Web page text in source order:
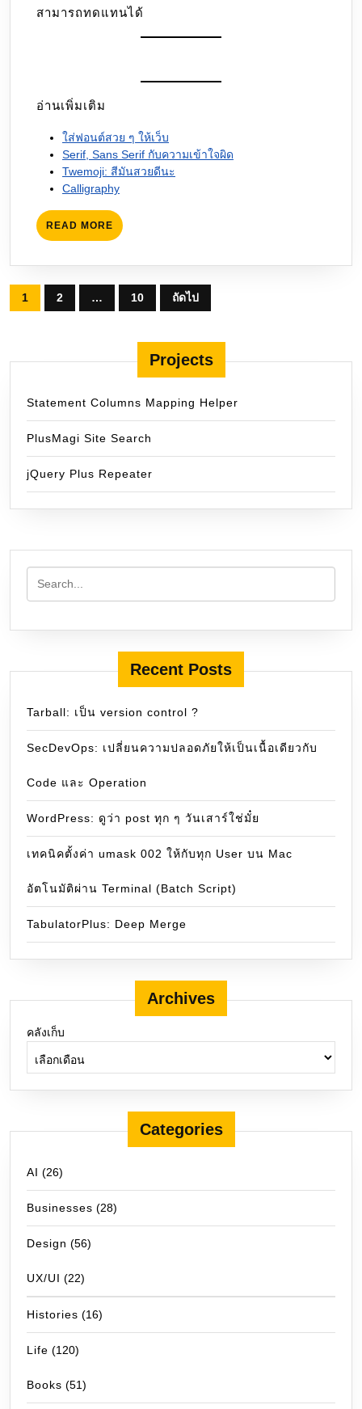
สามารถทดแทนได้
อ่านเพิ่มเติม
ใส่ฟอนต์สวย ๆ ให้เว็บ
Serif, Sans Serif กับความเข้าใจผิด
Twemoji: สีมันสวยดีนะ
Calligraphy
READ MORE READ
MORE
Posts
pagination
1 2 … 10 ถัดไป
Projects
Statement Columns Mapping Helper
PlusMagi Site Search
jQuery Plus Repeater
Recent Posts
Tarball: เป็น version control ?
SecDevOps: เปลี่ยนความปลอดภัยให้เป็นเนื้อเดียวกับ
Code และ Operation
WordPress: ดูว่า post ทุก ๆ วันเสาร์ใช่มั๋ย
เทคนิคตั้งค่า umask 002 ให้กับทุก User บน Mac
อัตโนมัติผ่าน Terminal (Batch Script)
TabulatorPlus: Deep Merge
Archives
คลังเก็บ
Categories
AI (26)
Businesses (28)
Design (56)
UX/UI (22)
Histories (16)
Life (120)
Books (51)